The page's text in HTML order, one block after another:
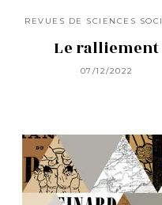
REVUES DE SCIENCES
Le ralliement
07/12/2022